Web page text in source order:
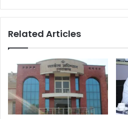
Related Articles